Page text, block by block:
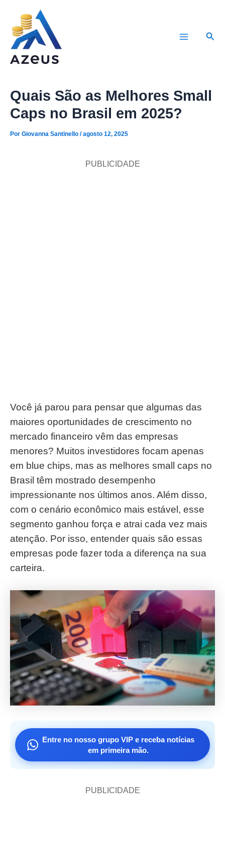
conteúdo
Quais São as Melhores Small
Caps no Brasil em 2025?
Por Giovanna Santinello /agosto 12, 2025
PUBLICIDADE
Você já parou para pensar que algumas das
maiores oportunidades de crescimento no
mercado financeiro vêm das empresas
menores? Muitos investidores focam apenas
em blue chips, mas as melhores small caps no
Brasil têm mostrado desempenho
impressionante nos últimos anos. Além disso,
com o cenário econômico mais estável, esse
segmento ganhou força e atrai cada vez mais
atenção. Por isso, entender quais são essas
empresas pode fazer toda a diferença na sua
carteira.
Entre no nosso grupo VIP e receba notícias
em primeira mão.
PUBLICIDADE